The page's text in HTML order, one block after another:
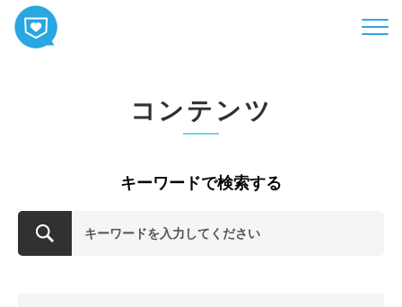
お知らせ
コンテンツ
キーワードで検索する